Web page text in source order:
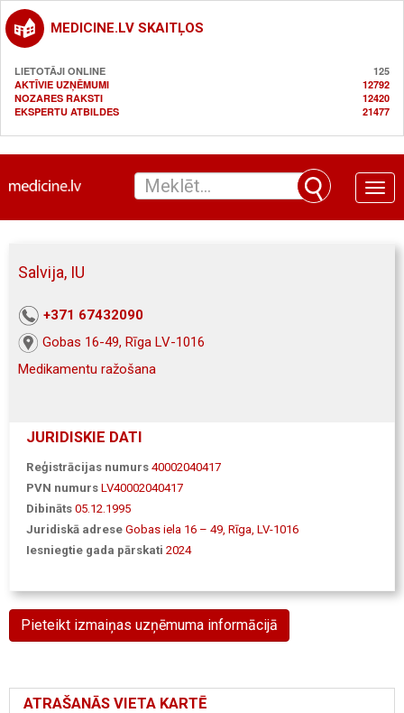
MEDICINE.LV SKAITĻOS
LIETOTĀJI ONLINE
125
AKTĪVIE UZŅĒMUMI
12792
NOZARES RAKSTI
12420
EKSPERTU ATBILDES
21477
Toggle
Salvija, IU
+371 67432090
Gobas 16-49, Rīga LV-1016
Medikamentu ražošana
JURIDISKIE DATI
Reģistrācijas numurs 40002040417
PVN numurs LV40002040417
Dibināts 05.12.1995
Juridiskā adrese Gobas iela 16 – 49, Rīga, LV-1016
Iesniegtie gada pārskati 2024
Pieteikt izmaiņas uzņēmuma informācijā
ATRAŠANĀS VIETA KARTĒ